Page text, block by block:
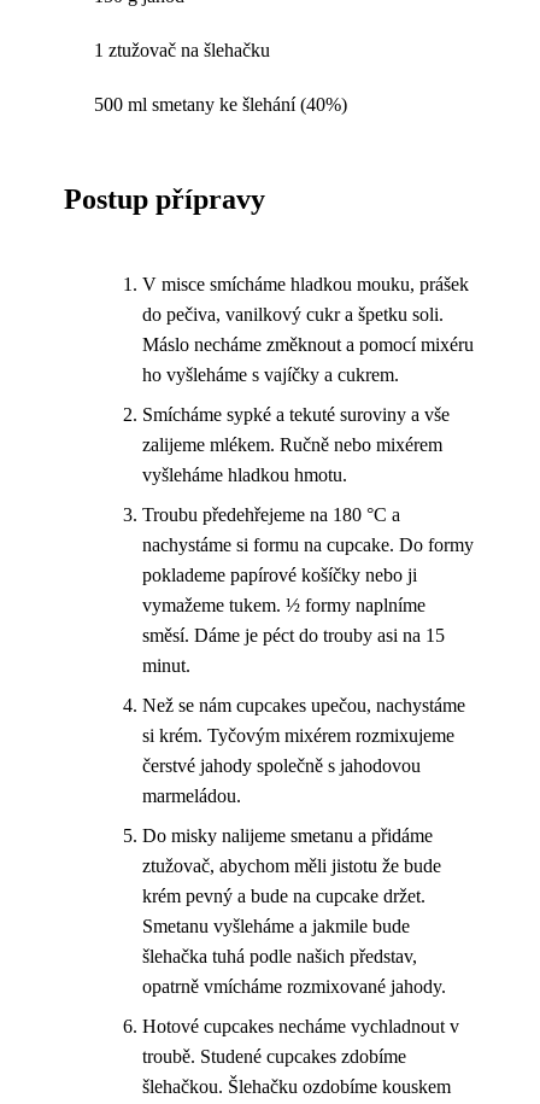
1 ztužovač na šlehačku
500 ml smetany ke šlehání (40%)
Postup přípravy
V misce smícháme hladkou mouku, prášek
do pečiva, vanilkový cukr a špetku soli.
Máslo necháme změknout a pomocí mixéru
ho vyšleháme s vajíčky a cukrem.
Smícháme sypké a tekuté suroviny a vše
zalijeme mlékem. Ručně nebo mixérem
vyšleháme hladkou hmotu.
Troubu předehřejeme na 180 °C a
nachystáme si formu na cupcake. Do formy
poklademe papírové košíčky nebo ji
vymažeme tukem. ½ formy naplníme
směsí. Dáme je péct do trouby asi na 15
minut.
Než se nám cupcakes upečou, nachystáme
si krém. Tyčovým mixérem rozmixujeme
čerstvé jahody společně s jahodovou
marmeládou.
Do misky nalijeme smetanu a přidáme
ztužovač, abychom měli jistotu že bude
krém pevný a bude na cupcake držet.
Smetanu vyšleháme a jakmile bude
šlehačka tuhá podle našich představ,
opatrně vmícháme rozmixované jahody.
Hotové cupcakes necháme vychladnout v
troubě. Studené cupcakes zdobíme
šlehačkou. Šlehačku ozdobíme kouskem